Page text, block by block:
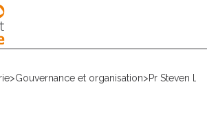
>Gouvernance et organisation>Pr Steven